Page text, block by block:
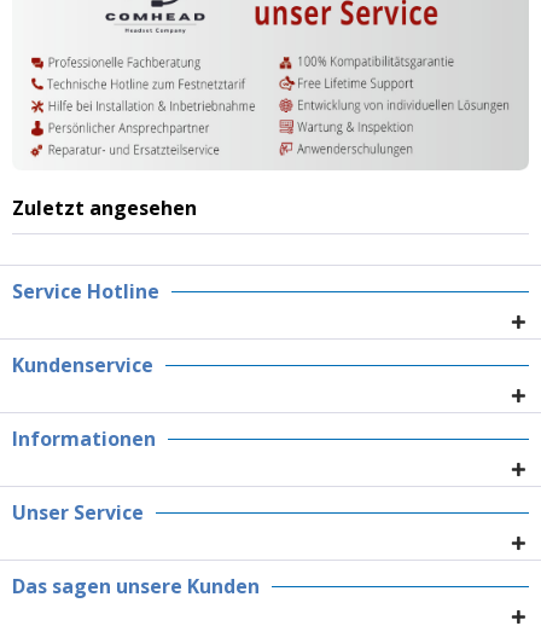
Zuletzt angesehen
Service Hotline
Kundenservice
Informationen
Unser Service
Das sagen unsere Kunden